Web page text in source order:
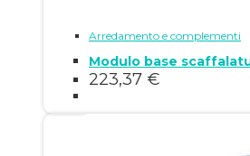
Arredamento e complementi
Modulo base
223,37 €